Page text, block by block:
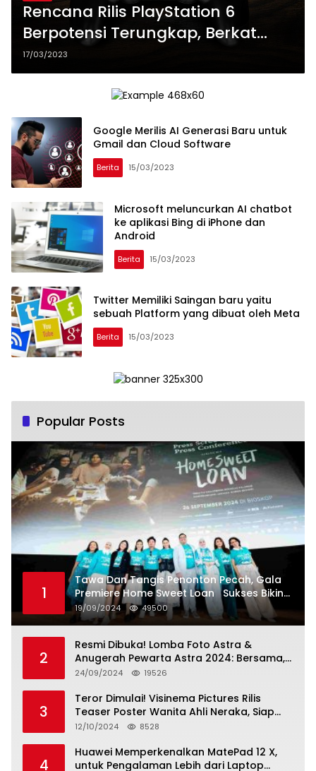
Rencana Rilis PlayStation 6
Berpotensi Terungkap, Berkat
Microsoft
17/03/2023
Google Merilis AI Generasi Baru untuk
Gmail dan Cloud Software
Berita 15/03/2023
Microsoft meluncurkan AI chatbot
ke aplikasi Bing di iPhone dan
Android
Berita 15/03/2023
Twitter Memiliki Saingan baru yaitu
sebuah Platform yang dibuat oleh Meta
Berita 15/03/2023
Popular Posts
1
Tawa Dan Tangis Penonton Pecah, Gala
Premiere Home Sweet Loan Sukses Bikin
Penonton Lihat Diri Sendiri di Layar
19/09/2024 49500
2
Resmi Dibuka! Lomba Foto Astra &
Anugerah Pewarta Astra 2024: Bersama,
Berkarya, Berkelanjutan
24/09/2024 19526
3
Teror Dimulai! Visinema Pictures Rilis
Teaser Poster Wanita Ahli Neraka, Siap
Tayang di Bioskop 14 November 2024
12/10/2024 8528
4
Huawei Memperkenalkan MatePad 12 X,
untuk Pengalaman Lebih dari Laptop